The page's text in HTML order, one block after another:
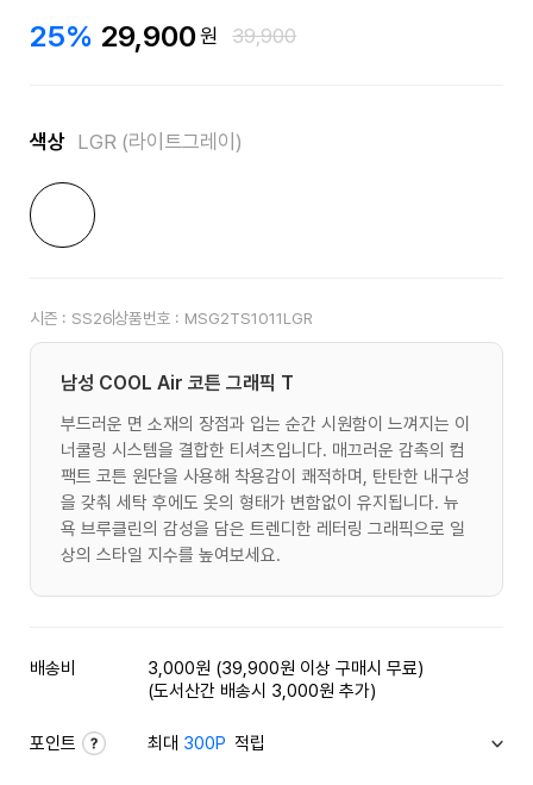
25% 29,900원 39,900
색상 LGR (라이트그레이)
시즌 : SS26상품번호 : MSG2TS1011LGR
남성 COOL Air 코튼 그래픽 T
부드러운 면 소재의 장점과 입는 순간 시원함이 느껴지는 이
너쿨링 시스템을 결합한 티셔츠입니다. 매끄러운 감촉의 컴
팩트 코튼 원단을 사용해 착용감이 쾌적하며, 탄탄한 내구성
을 갖춰 세탁 후에도 옷의 형태가 변함없이 유지됩니다. 뉴
욕 브루클린의 감성을 담은 트렌디한 레터링 그래픽으로 일
상의 스타일 지수를 높여보세요.
배송비
3,000원 (39,900원 이상 구매시 무료)
(도서산간 배송시 3,000원 추가)
포인트 최대 300P 적립